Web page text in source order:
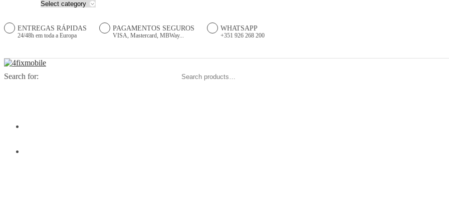
ENTREGAS RÁPIDAS
24/48h em toda a Europa
PAGAMENTOS SEGUROS
VISA, Mastercard, MBWay...
WHATSAPP
+351 926 268 200
Search for: